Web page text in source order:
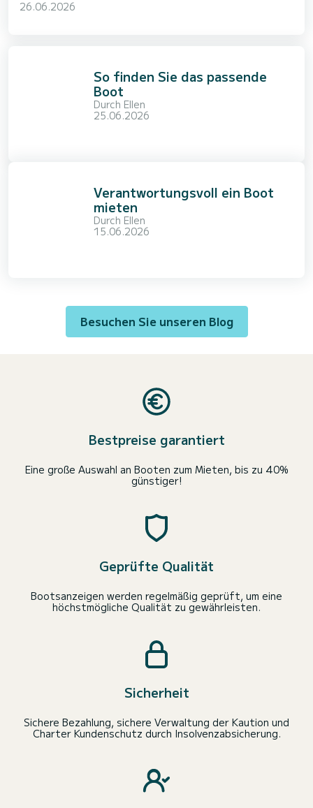
26.06.2026
So finden Sie das passende
Boot
Durch Ellen
25.06.2026
Verantwortungsvoll ein Boot
mieten
Durch Ellen
15.06.2026
Besuchen Sie unseren Blog
Bestpreise garantiert
Eine große Auswahl an Booten zum Mieten, bis zu 40%
günstiger!
Geprüfte Qualität
Bootsanzeigen werden regelmäßig geprüft, um eine
höchstmögliche Qualität zu gewährleisten.
Sicherheit
Sichere Bezahlung, sichere Verwaltung der Kaution und
Charter Kundenschutz durch Insolvenzabsicherung.